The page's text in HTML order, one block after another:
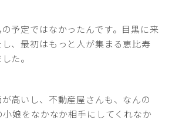
予定ではなかったんです。目黒に来
、最初はもっと人が集まる恵比寿
た。
高いし、不動産屋さんも、なんの
娘をなかなか相手にしてくれなか